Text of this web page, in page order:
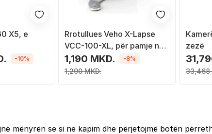
X5, e
-10%
Rrotullues Veho X-Lapse
VCC-100-XL, për pamje në
360 gradë
1,190 MKD.
1,290 MKD.
-8%
zezë
33,468
mënyrën se si ne kapim dhe përjetojmë botën